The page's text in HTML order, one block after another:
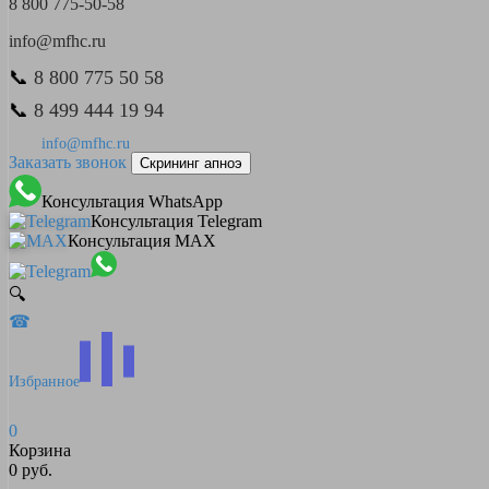
8 800 775-50-58
info@mfhc.ru
📞 8 800 775 50 58
📞 8 499 444 19 94
info@mfhc.ru
Заказать звонок Скрининг апноэ
Консультация WhatsApp
Консультация Telegram
Консультация MAX
🔍
☎
Избранное
0
Корзина
0 руб.